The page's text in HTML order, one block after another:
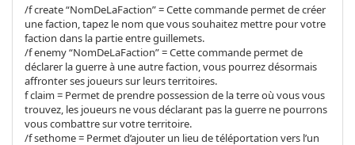
/f create “NomDeLaFaction” = Cette commande permet de créer
une faction, tapez le nom que vous souhaitez mettre pour votre
faction dans la partie entre guillemets.
/f enemy “NomDeLaFaction” = Cette commande permet de
déclarer la guerre à une autre faction, vous pourrez désormais
affronter ses joueurs sur leurs territoires.
f claim = Permet de prendre possession de la terre où vous vous
trouvez, les joueurs ne vous déclarant pas la guerre ne pourrons
vous combattre sur votre territoire.
/f sethome = Permet d’ajouter un lieu de téléportation vers l’un